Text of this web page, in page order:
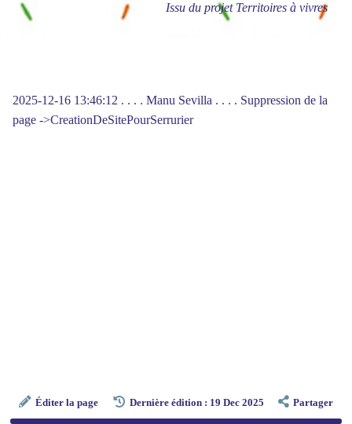
Issu du projet Territoires à vivres
2025-12-16 13:46:12 . . . . Manu Sevilla . . . . Suppression de la
page ->CreationDeSitePourSerrurier
Éditer la page Dernière édition : 19 Dec 2025 Partager